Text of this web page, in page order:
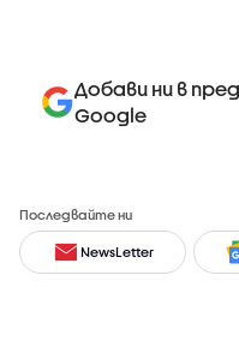
Добави ни в
Google
Последвайте ни
NewsLetter